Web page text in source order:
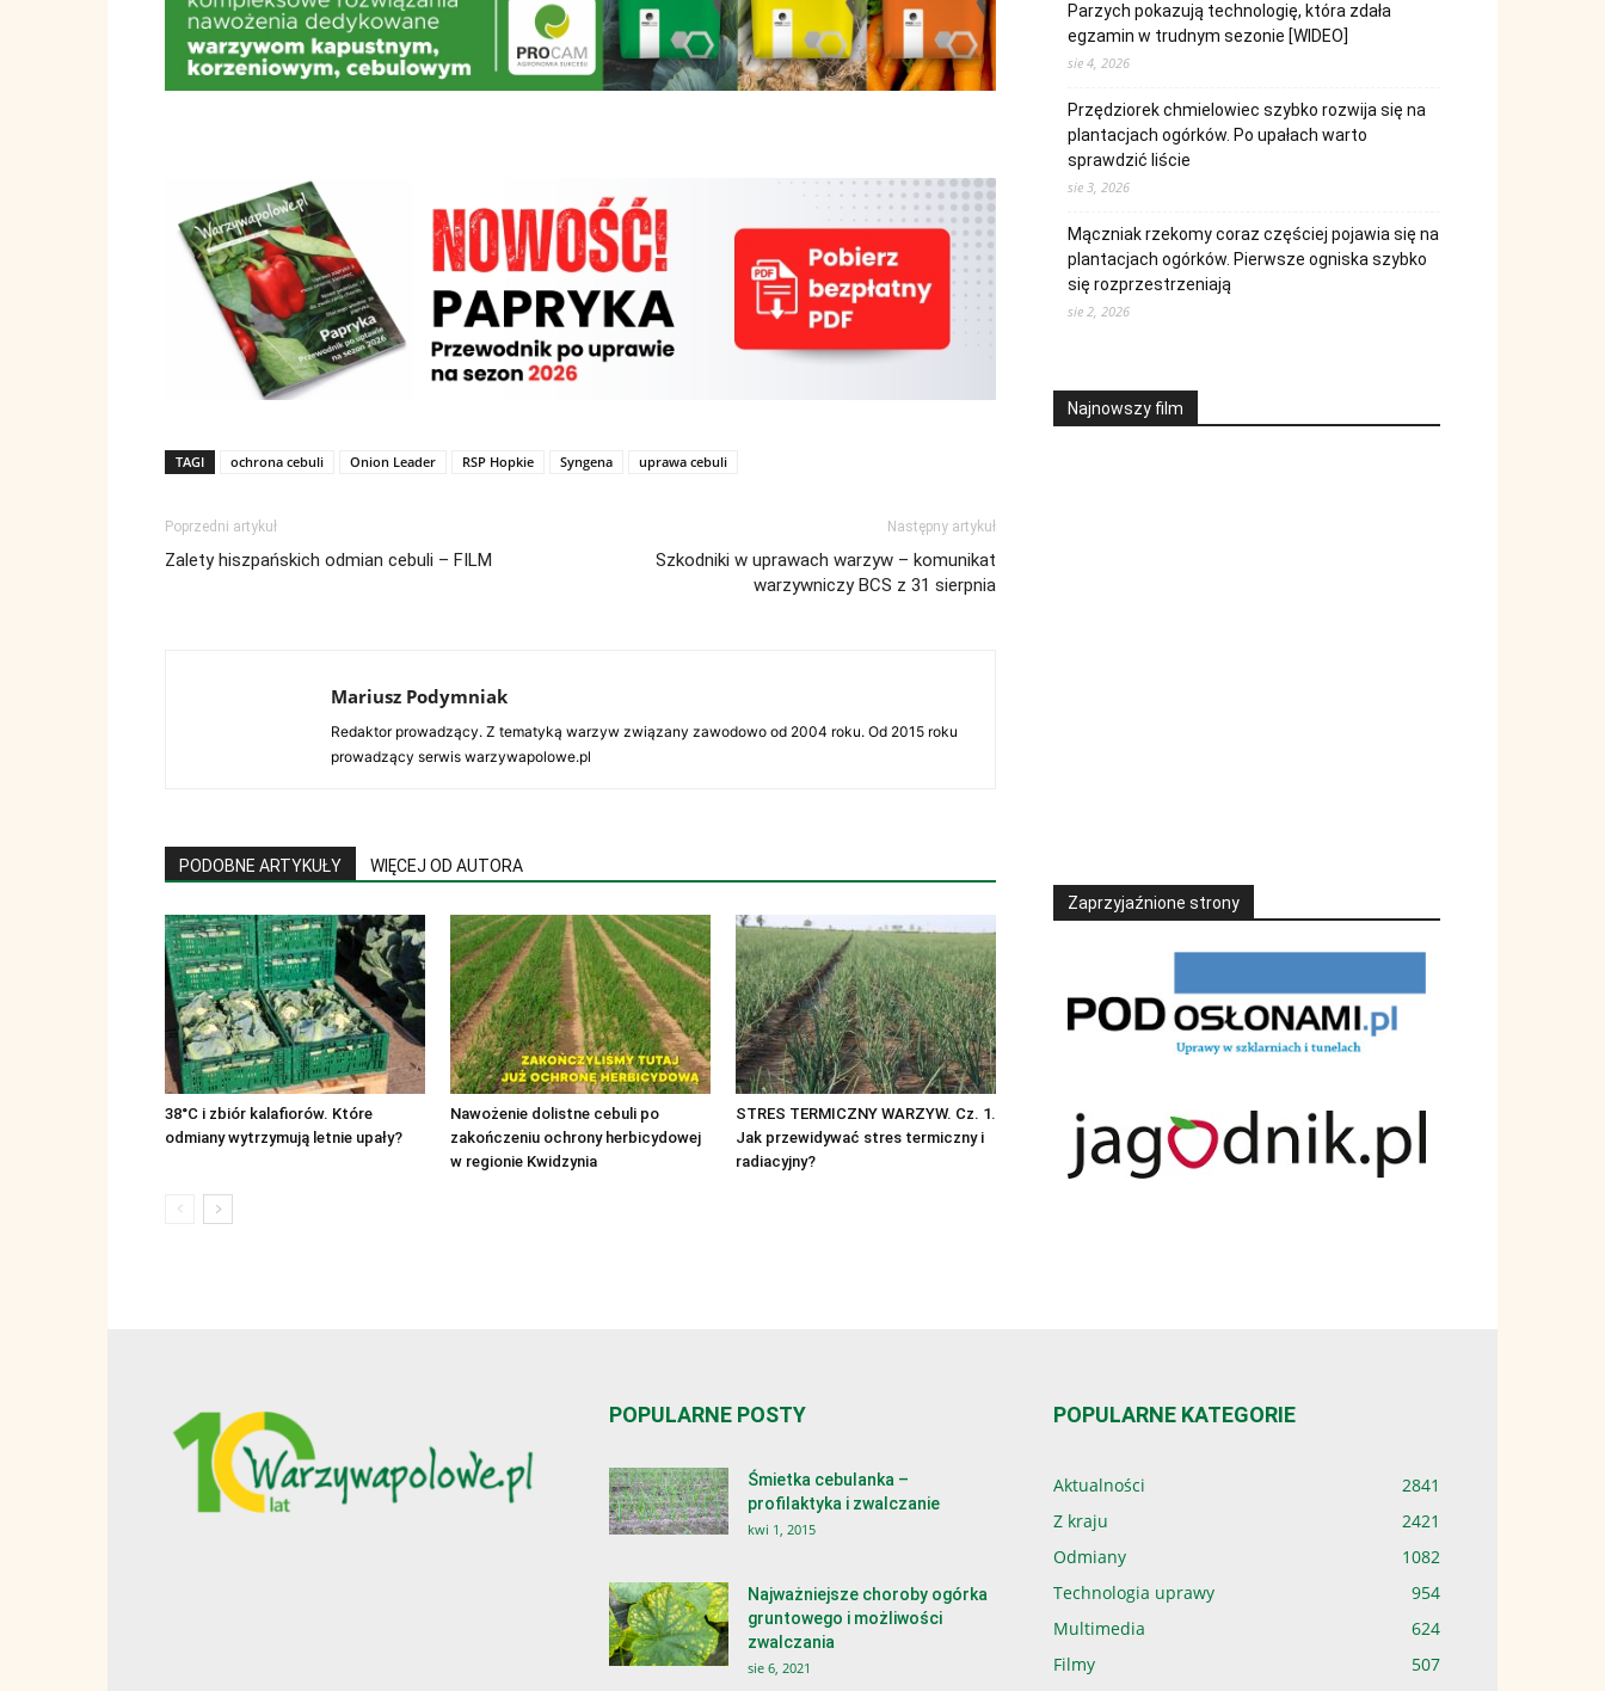
TAGI ochrona cebuli Onion Leader RSP Hopkie Syngena uprawa cebuli
Poprzedni artykuł
Zalety hiszpańskich odmian cebuli – FILM
Następny artykuł
Szkodniki w uprawach warzyw – komunikat
warzywniczy BCS z 31 sierpnia
Mariusz Podymniak
Redaktor prowadzący. Z tematyką warzyw związany zawodowo od 2004 roku. Od 2015 roku
prowadzący serwis warzywapolowe.pl
PODOBNE ARTYKUŁY WIĘCEJ OD AUTORA
38°C i zbiór kalafiorów. Które
odmiany wytrzymują letnie upały?
Nawożenie dolistne cebuli po
zakończeniu ochrony herbicydowej
w regionie Kwidzynia
STRES TERMICZNY WARZYW. Cz. 1.
Jak przewidywać stres termiczny i
radiacyjny?
Parzych pokazują technologię, która zdała
egzamin w trudnym sezonie [WIDEO]
sie 4, 2026
Przędziorek chmielowiec szybko rozwija się na
plantacjach ogórków. Po upałach warto
sprawdzić liście
sie 3, 2026
Mączniak rzekomy coraz częściej pojawia się na
plantacjach ogórków. Pierwsze ogniska szybko
się rozprzestrzeniają
sie 2, 2026
Najnowszy film
Zaprzyjaźnione strony
POPULARNE POSTY
Śmietka cebulanka –
profilaktyka i zwalczanie
kwi 1, 2015
Najważniejsze choroby ogórka
gruntowego i możliwości
zwalczania
sie 6, 2021
POPULARNE KATEGORIE
Aktualności
2841
Z kraju
2421
Odmiany
1082
Technologia uprawy
954
Multimedia
624
Filmy
507